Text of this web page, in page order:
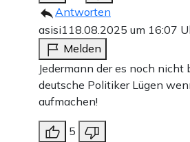
Antworten
asisi1 18.08.2025 um 16:07
Melden
Jedermann der es noch nicht
deutsche Politiker Lügen
aufmachen!
5